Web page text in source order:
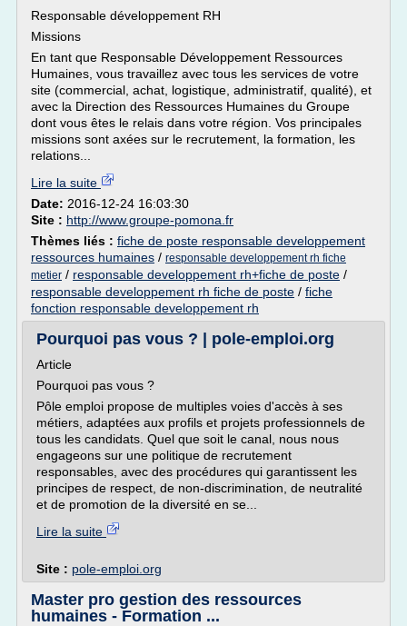
Responsable développement RH
Missions
En tant que Responsable Développement Ressources
Humaines, vous travaillez avec tous les services de votre
site (commercial, achat, logistique, administratif, qualité), et
avec la Direction des Ressources Humaines du Groupe
dont vous êtes le relais dans votre région. Vos principales
missions sont axées sur le recrutement, la formation, les
relations...
Lire la suite
Date: 2016-12-24 16:03:30
Site : http://www.groupe-pomona.fr
Thèmes liés : fiche de poste responsable developpement
ressources humaines / responsable developpement rh fiche
metier / responsable developpement rh+fiche de poste /
responsable developpement rh fiche de poste / fiche
fonction responsable developpement rh
Pourquoi pas vous ? | pole-emploi.org
Article
Pourquoi pas vous ?
Pôle emploi propose de multiples voies d'accès à ses
métiers, adaptées aux profils et projets professionnels de
tous les candidats. Quel que soit le canal, nous nous
engageons sur une politique de recrutement
responsables, avec des procédures qui garantissent les
principes de respect, de non-discrimination, de neutralité
et de promotion de la diversité en se...
Lire la suite
Site : pole-emploi.org
Master pro gestion des ressources
humaines - Formation ...